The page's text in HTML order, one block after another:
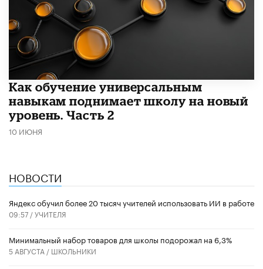
​Как обучение универсальным
навыкам поднимает школу на новый
уровень. Часть 2
10 ИЮНЯ
НОВОСТИ
​Яндекс обучил более 20 тысяч учителей использовать ИИ в работе
09:57 /УЧИТЕЛЯ
Минимальный набор товаров для школы подорожал на 6,3%
5 АВГУСТА / ШКОЛЬНИКИ